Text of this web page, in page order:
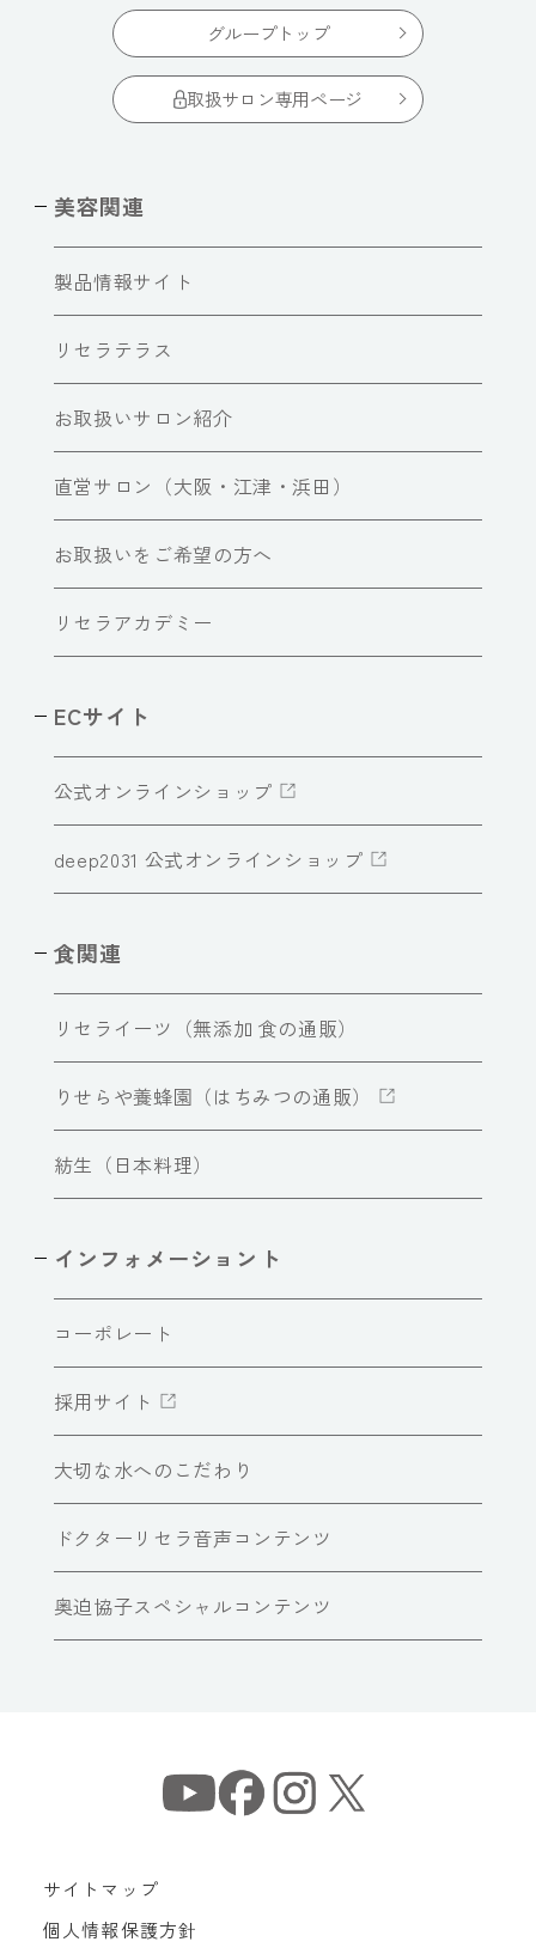
グループトップ
取扱サロン専用ページ
美容関連
製品情報サイト
リセラテラス
お取扱いサロン紹介
直営サロン（大阪・江津・浜田）
お取扱いをご希望の方へ
リセラアカデミー
ECサイト
公式オンラインショップ
deep2031 公式オンラインショップ
食関連
リセライーツ（無添加 食の通販）
りせらや養蜂園（はちみつの通販）
紡生（日本料理）
インフォメーショント
コーポレート
採用サイト
大切な水へのこだわり
ドクターリセラ音声コンテンツ
奥迫協子スペシャルコンテンツ
サイトマップ
個人情報保護方針